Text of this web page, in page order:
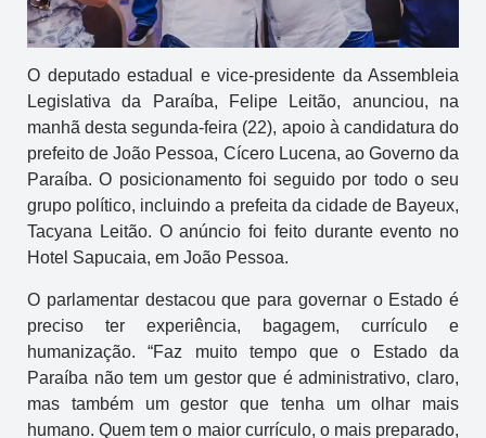
O deputado estadual e vice-presidente da Assembleia
Legislativa da Paraíba, Felipe Leitão, anunciou, na
manhã desta segunda-feira (22), apoio à candidatura do
prefeito de João Pessoa, Cícero Lucena, ao Governo da
Paraíba. O posicionamento foi seguido por todo o seu
grupo político, incluindo a prefeita da cidade de Bayeux,
Tacyana Leitão. O anúncio foi feito durante evento no
Hotel Sapucaia, em João Pessoa.
O parlamentar destacou que para governar o Estado é
preciso ter experiência, bagagem, currículo e
humanização. “Faz muito tempo que o Estado da
Paraíba não tem um gestor que é administrativo, claro,
mas também um gestor que tenha um olhar mais
humano. Quem tem o maior currículo, o mais preparado,